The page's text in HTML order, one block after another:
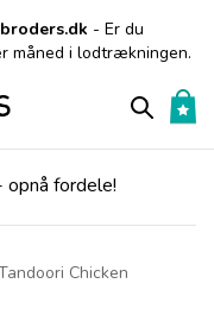
- Er du
måned i lodtrækningen.
fordele!
Chicken